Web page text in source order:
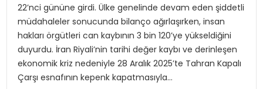
YEREL HABERLER
EKONOMİ
22’nci gününe girdi. Ülke genelinde devam eden şiddetli
müdahaleler sonucunda bilanço ağırlaşırken, insan
hakları örgütleri can kaybının 3 bin 120’ye yükseldiğini
duyurdu. İran Riyali’nin tarihi değer kaybı ve derinleşen
ekonomik kriz nedeniyle 28 Aralık 2025’te Tahran Kapalı
Çarşı esnafının kepenk kapatmasıyla…